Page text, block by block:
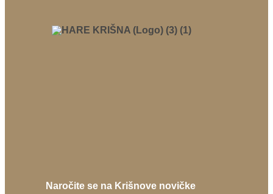
Naročite se na Krišnove novičke